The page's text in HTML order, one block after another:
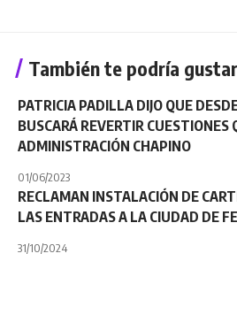
También te podría
PATRICIA PADILLA DIJO QUE
BUSCARÁ REVERTIR CUESTIONES
ADMINISTRACIÓN CHAPINO
01/06/2023
RECLAMAN INSTALACIÓN DE
LAS ENTRADAS A LA CIUDAD DE
31/10/2024